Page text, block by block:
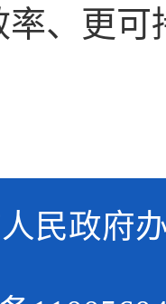
率、更可
人民政